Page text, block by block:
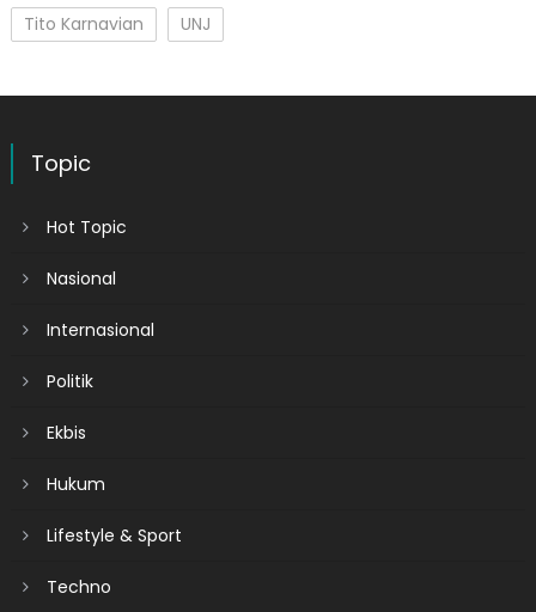
Tito Karnavian
UNJ
Topic
Hot Topic
Nasional
Internasional
Politik
Ekbis
Hukum
Lifestyle & Sport
Techno